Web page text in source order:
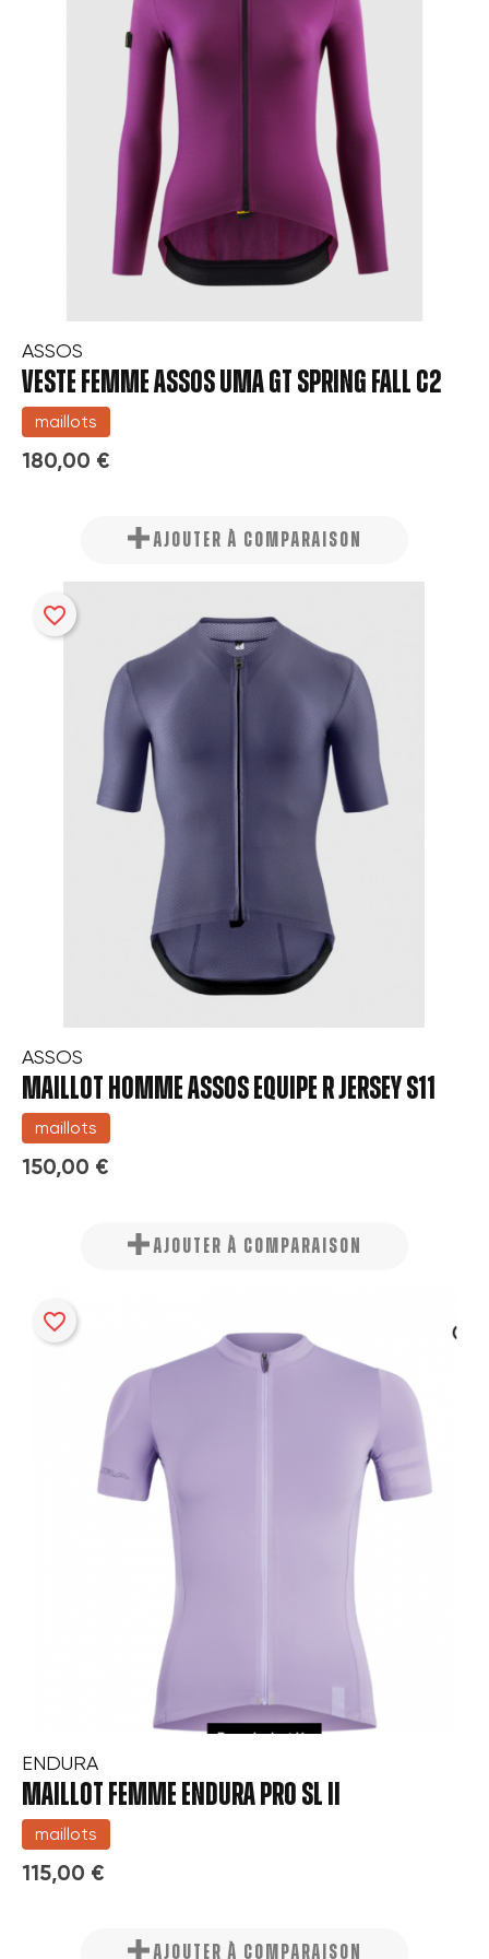
Créer une liste d'envies
ASSOS
VESTE FEMME ASSOS UMA GT SPRING FALL C2
maillots
180,00 €
AJOUTER À COMPARAISON
ASSOS
MAILLOT HOMME ASSOS EQUIPE R JERSEY S11
maillots
150,00 €
favorite_border
AJOUTER À COMPARAISON
ENDURA
MAILLOT FEMME ENDURA PRO SL II
maillots
115,00 €
favorite_border
AJOUTER À COMPARAISON